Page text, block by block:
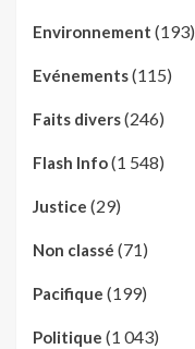
Environnement (193)
Evénements(115)
Faits divers(246)
Flash Info(1 548)
Justice (29)
Non classé (71)
Pacifique (199)
Politique (1 043)